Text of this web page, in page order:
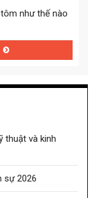
như thế nào
thuật và kinh
sự 2026